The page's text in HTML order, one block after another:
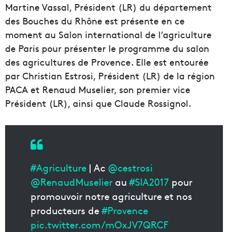
Martine Vassal, Président (LR) du département
des Bouches du Rhône est présente en ce
moment au Salon international de l’agriculture
de Paris pour présenter le programme du salon
des agricultures de Provence. Elle est entourée
par Christian Estrosi, Président (LR) de la région
PACA et Renaud Muselier, son premier vice
Président (LR), ainsi que Claude Rossignol.
#Agriculture | Ac @cestrosi
@RenaudMuselier au#SIA2017 pour
promouvoir notre agriculture et nos
producteurs de#Provence
pic.twitter.com/mOxJV7QRCF